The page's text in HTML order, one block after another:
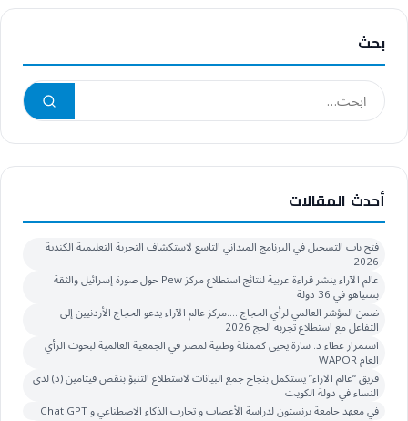
بحث
أحدث المقالات
فتح باب التسجيل في البرنامج الميداني التاسع لاستكشاف التجربة التعليمية الكندية
2026
عالم الآراء ينشر قراءة عربية لنتائج استطلاع مركز Pew حول صورة إسرائيل والثقة
بنتنياهو في 36 دولة
ضمن المؤشر العالمي لرأي الحجاج ….مركز عالم الآراء يدعو الحجاج الأردنيين إلى
التفاعل مع استطلاع تجربة الحج 2026
استمرار عطاء د. سارة يحيى كممثلة وطنية لمصر في الجمعية العالمية لبحوث الرأي
العام WAPOR
فريق “عالم الآراء” يستكمل بنجاح جمع البيانات لاستطلاع التنبؤ بنقص فيتامين (د) لدى
النساء في دولة الكويت
في معهد جامعة برنستون لدراسة الأعصاب و تجارب الذكاء الاصطناعي و Chat GPT